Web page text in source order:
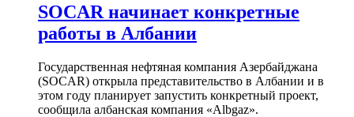
SOCAR начинает конкретные
работы в Албании
Государственная нефтяная компания Азербайджана
(SOCAR) открыла представительство в Албании и в
этом году планирует запустить конкретный проект,
сообщила албанская компания «Albgaz».